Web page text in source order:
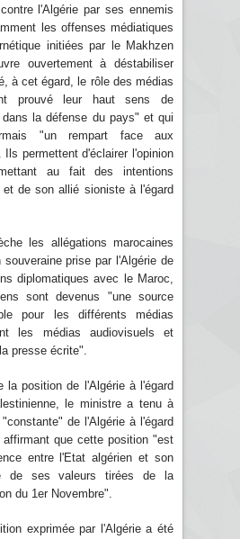
l'Algérie par ses ennemis
les offenses médiatiques
initiées par le Makhzen
ouvertement à déstabiliser
à cet égard, le rôle des médias
prouvé leur haut sens de
dans la défense du pays" et qui
"un rempart face aux
Ils permettent d'éclairer l'opinion
au fait des intentions
de son allié sioniste à l'égard
les allégations marocaines
prise par l'Algérie de
diplomatiques avec le Maroc,
sont devenus "une source
pour les différents médias
les médias audiovisuels et
presse écrite".
la position de l'Algérie à l'égard
le ministre a tenu à
de l'Algérie à l'égard
que cette position "est
entre l'Etat algérien et son
de ses valeurs tirées de la
du 1er Novembre".
exprimée par l'Algérie a été